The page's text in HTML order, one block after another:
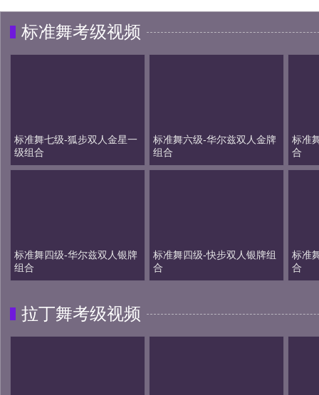
标准舞考级视频
标准舞七级-狐步双人金星一
级组合
标准舞六级-华尔兹双人金牌
组合
标准
合
标准舞四级-华尔兹双人银牌
组合
标准舞四级-快步双人银牌组
合
标准
合
拉丁舞考级视频